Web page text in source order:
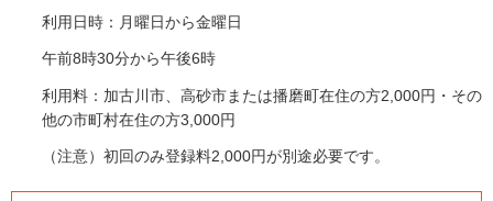
利用日時：月曜日から金曜日
午前8時30分から午後6時
利用料：加古川市、高砂市または播磨町在住の方2,000円・その
他の市町村在住の方3,000円
（注意）初回のみ登録料2,000円が別途必要です。